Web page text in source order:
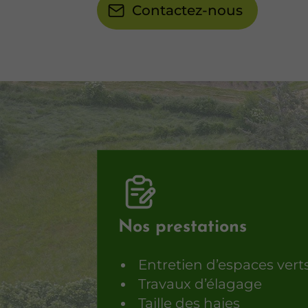
Contactez-nous
Nos prestations
Entretien d’espaces
Travaux d’élagage
Taille des haies